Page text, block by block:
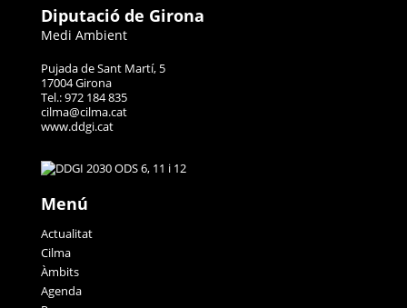
Diputació de Girona
Medi Ambient
Pujada de Sant Martí, 5
17004 Girona
Tel.: 972 184 835
cilma@cilma.cat
www.ddgi.cat
Menú
Actualitat
Cilma
Àmbits
Agenda